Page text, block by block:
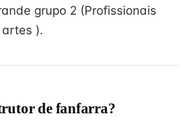
grupo 2 (Profissionais
).
de fanfarra?